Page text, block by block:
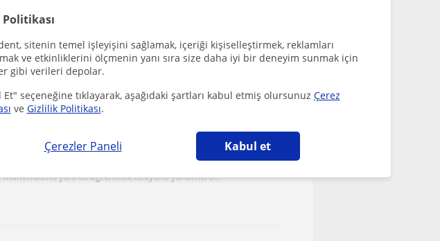
Politikası
sitenin temel işleyişini sağlamak, içeriği kişiselleştirmek, reklamları
ve etkinliklerini ölçmenin yanı sıra size daha iyi bir deneyim sunmak için
gibi verileri depolar.
Et" seçeneğine tıklayarak, aşağıdaki şartları kabul etmiş olursunuz Çerez
ve Gizlilik Politikası.
Çerezler Paneli Kabul et
diğer Arapça öğretmenleri
yeni dil öğrenmek isteyene yardımcı o...